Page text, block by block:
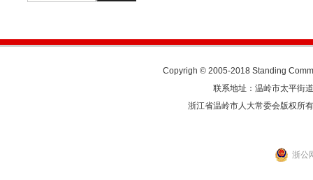
Copyrigh © 2005-2018 Standing
联系地址：温岭市太平
浙江省温岭市人大常委会版权所
浙公